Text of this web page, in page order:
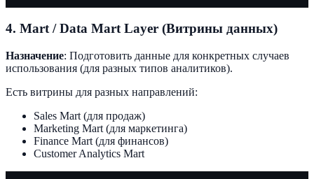
4. Mart / Data Mart Layer (Витрины данных)
Назначение: Подготовить данные для конкретных случаев
использования (для разных типов аналитиков).
Есть витрины для разных направлений:
Sales Mart (для продаж)
Marketing Mart (для маркетинга)
Finance Mart (для финансов)
Customer Analytics Mart